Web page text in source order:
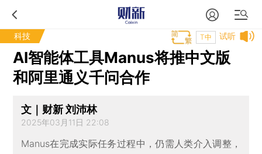
科技 试听
T中
AI智能体工具Manus将推中文版
和阿里通义千问合作
文｜财新 刘沛林
2025年03月11日 22:08
Manus在完成实际任务过程中，仍需人类介入调整，